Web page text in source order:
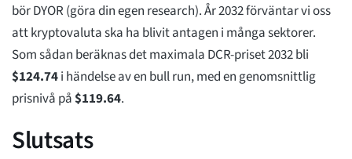
bör DYOR (göra din egen research). År 2032 förväntar vi oss
att kryptovaluta ska ha blivit antagen i många sektorer.
Som sådan beräknas det maximala DCR-priset 2032 bli
$124.74i händelse av en bull run, med en genomsnittlig
prisnivå på$119.64.
Slutsats